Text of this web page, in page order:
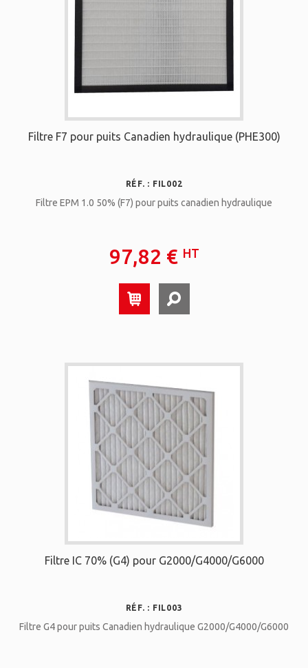
Filtre F7 pour puits Canadien hydraulique (PHE300)
RÉF. : FIL002
Filtre EPM 1.0 50% (F7) pour puits canadien hydraulique
97,82 € HT
Filtre IC 70% (G4) pour G2000/G4000/G6000
RÉF. : FIL003
Filtre G4 pour puits Canadien hydraulique G2000/G4000/G6000